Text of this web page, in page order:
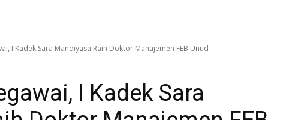
I Kadek Sara Mandiyasa Raih Doktor Manajemen FEB Unud
I Kadek Sara